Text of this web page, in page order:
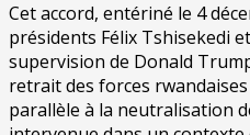
Cet accord, entériné le 4
présidents Félix Tshisekedi
supervision de Donald
retrait des forces rwandaises
parallèle à la neutralisation